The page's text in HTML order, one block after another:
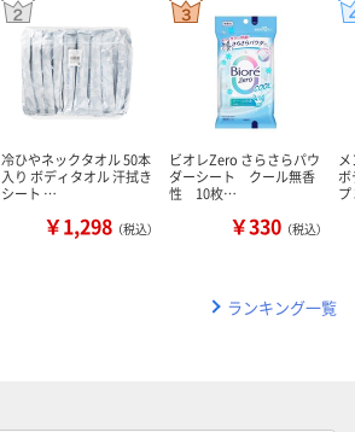
冷ひやネックタオル 50本
入り ボディタオル 汗拭き
シート …
￥1,298 （税込）
ビオレZero さらさらパウ
ダーシート クール無香
性 10枚…
￥330 （税込）
ボ
プ
ランキング一覧